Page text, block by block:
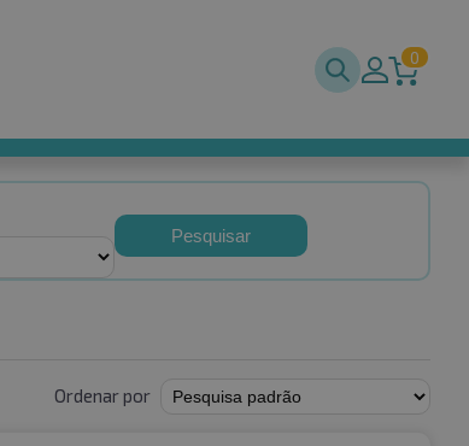
0
Pesquisar
Ordenar por